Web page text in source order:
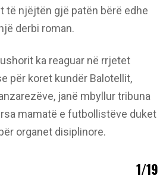
të njëjtën gjë patën bërë edhe
derbi roman.
ka reaguar në rrjetet
për koret kundër Balotellit,
janë mbyllur tribuna
mamatë e futbollistëve duket
organet disiplinore.
1/19